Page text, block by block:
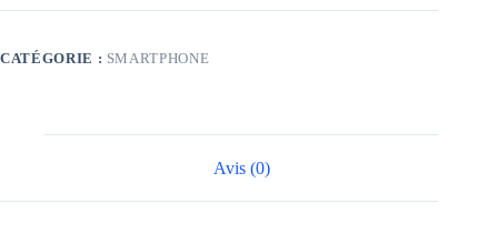
CATÉGORIE : SMARTPHONE
Avis (0)